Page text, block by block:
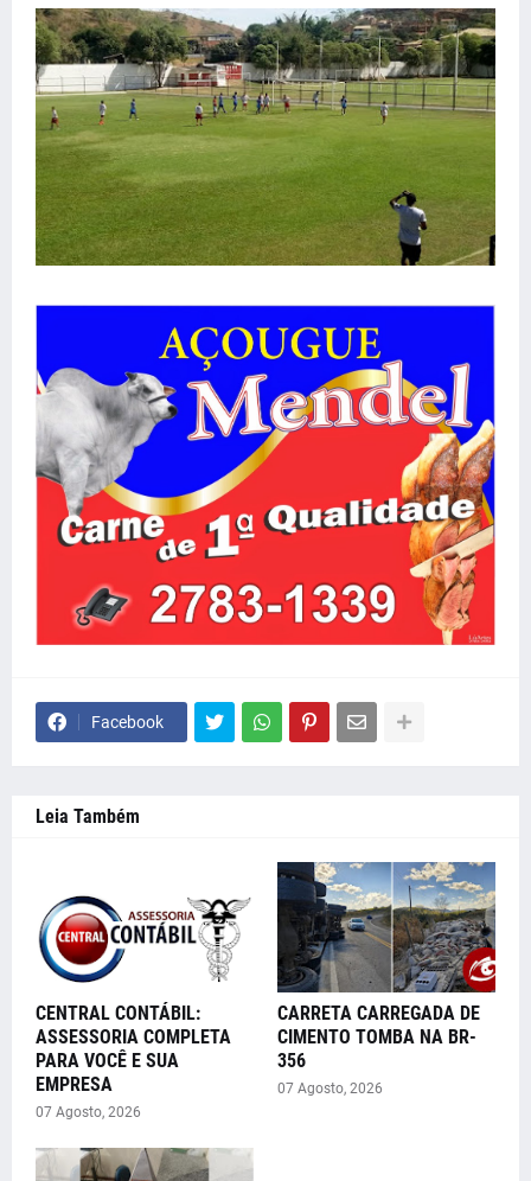
Facebook
Leia Também
CENTRAL CONTÁBIL:
ASSESSORIA COMPLETA
PARA VOCÊ E SUA
EMPRESA
07 Agosto, 2026
CARRETA CARREGADA DE
CIMENTO TOMBA NA BR-
356
07 Agosto, 2026